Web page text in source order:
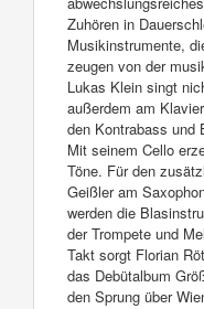
Zuhören in
Musikinstrumente,
zeugen von der
Lukas Klein singt
außerdem am
den Kontrabass und
Mit seinem Cello
Töne. Für den
Geißler am
werden die
der Trompete und
Takt sorgt Florian
das Debütalbum
den Sprung über